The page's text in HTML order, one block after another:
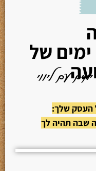
לעסקים" – 100 ימים של
תוכנית אינטרנטית בת 100 ימים עם ליווי
העסק שלך:
שבה תהיה לך